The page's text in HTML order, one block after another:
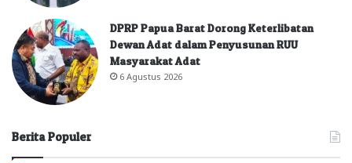
DPRP Papua Barat Dorong Keterlibatan
Dewan Adat dalam Penyusunan RUU
Masyarakat Adat
6 Agustus 2026
Berita Populer